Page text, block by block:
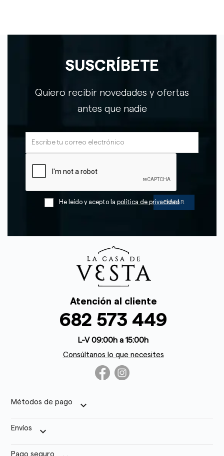
SUSCRÍBETE
Quiero recibir novedades y ofertas
antes que nadie
He leído y acepto la política de privacidad
Atención al cliente
682 573 449
L-V 09:00h a 15:00h
Consúltanos lo que necesites
Métodos de pago keyboard_arrow_down
Envíos keyboard_arrow_down
Pago seguro